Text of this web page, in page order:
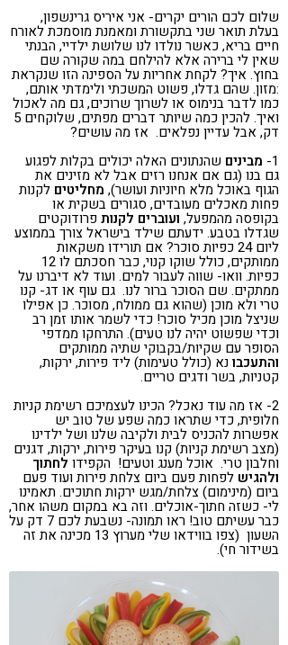
שלום לכם הורים יקרים- אני איריס גרינשפון,
בעלת תואר שני בתקשורת ומאמנת מוסמכת לאורח
חיים בריא, כאשר נולדו לנו שלושת ילדיי, הבנתי
שאין לי ברירה אלא להילחם במה שקורה שם
בחוץ. איך? לקחת אחריות על הספינה הזו שנקראת
:מזון. שהם גדלו, פשוט המשכתי ולימדתי אותם,
כמו לדבר בנימוס או לשרוך שרוכים, גם מה לאכול
ואיך. להכין כמה שיותר דברים מפתים, שלוקחים 5
דק, אבל עדיין נפלאים. אז מה עושים?
1- מבינים שהנתונים האלה יכולים בקלות לפגוע
גם בנו (גם אם אנחנו רזים אבל לא מזינים את
הגוף באוכל מלא חיוניות ועושר), מחליטים לקנות
פחות מאכלים מעובדים, סגורים בשקית או
בקופסה מהמפעל, ועוברים לקנות פרודוקטים
שגדלו בטבע. ידעתם שילד בישראל צורך בממוצע
ליום 24 כפיות סוכר? אם תורידו משקאות
ממותקים, כולל שוקו קנוי, כבר חסכתם לו 12
כפיות. וואו- שווה לעבור למים. ועוד לא דיברנו על
ממתקים. שם הסוכר ברור לנו. גם עוף או דג- קנו
טרי ולא מוכן (שהוא גם ממולח, מסוכר. כן אפילו
שניצל מוכן מכיל סוכר! כדי לשמר אותו זמן רב
וכדי שפשוט יהיה לנו טעים). התרחקו ממדפי
הסופר עם שקיות/בקבוקי שתיה ממותקים
והתעכבונא (כולל טעימות) ליד פירות, ירקות,
קטניות, בשר ודגים טריים.
2- אז מה עוד נאכל? הכינו לעצמיכם רשימת קניות
חלופית, כדי שתראו כמה שפע של טוב יש
אפשרות להכניס לבית ולקיבה שלנו ושל ילדינו
(מצב רשימת קניות) קנו בעיקר פירות, ירקות, דגנים
וחלבון טרי. אוכל מענג וטעים! הקפידו לחתוך
ולהגיש לפחות פעם ביום צלחת פירות ועוד פעם
ביום (מינימום) צלחת/מגש ירקות חתוכים. תאמינו
לי- כשזה חתוך-אוכלים. וזה בא במקום משהו אחר,
כבר עשיתם טוב! ראו תמונה- נשבעת לכם 7 דק על
השעון (צפו בווידאו שלי מערוץ 13 מכינה את זה
בשידור חי).